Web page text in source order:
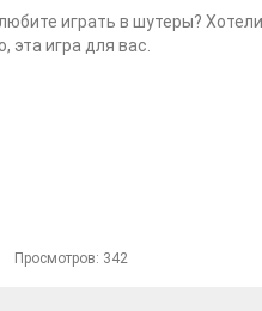
играть в шутеры?
эта игра для вас.
Просмотров: 342